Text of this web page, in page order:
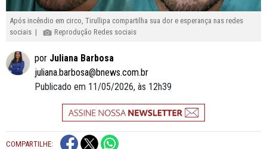
Após incêndio em circo, Tirullipa compartilha sua dor e esperança nas redes
sociais |
Reprodução Redes sociais
por Juliana Barbosa
juliana.barbosa@bnews.com.br
Publicado em 11/05/2026, às 12h39
COMPARTILHE: